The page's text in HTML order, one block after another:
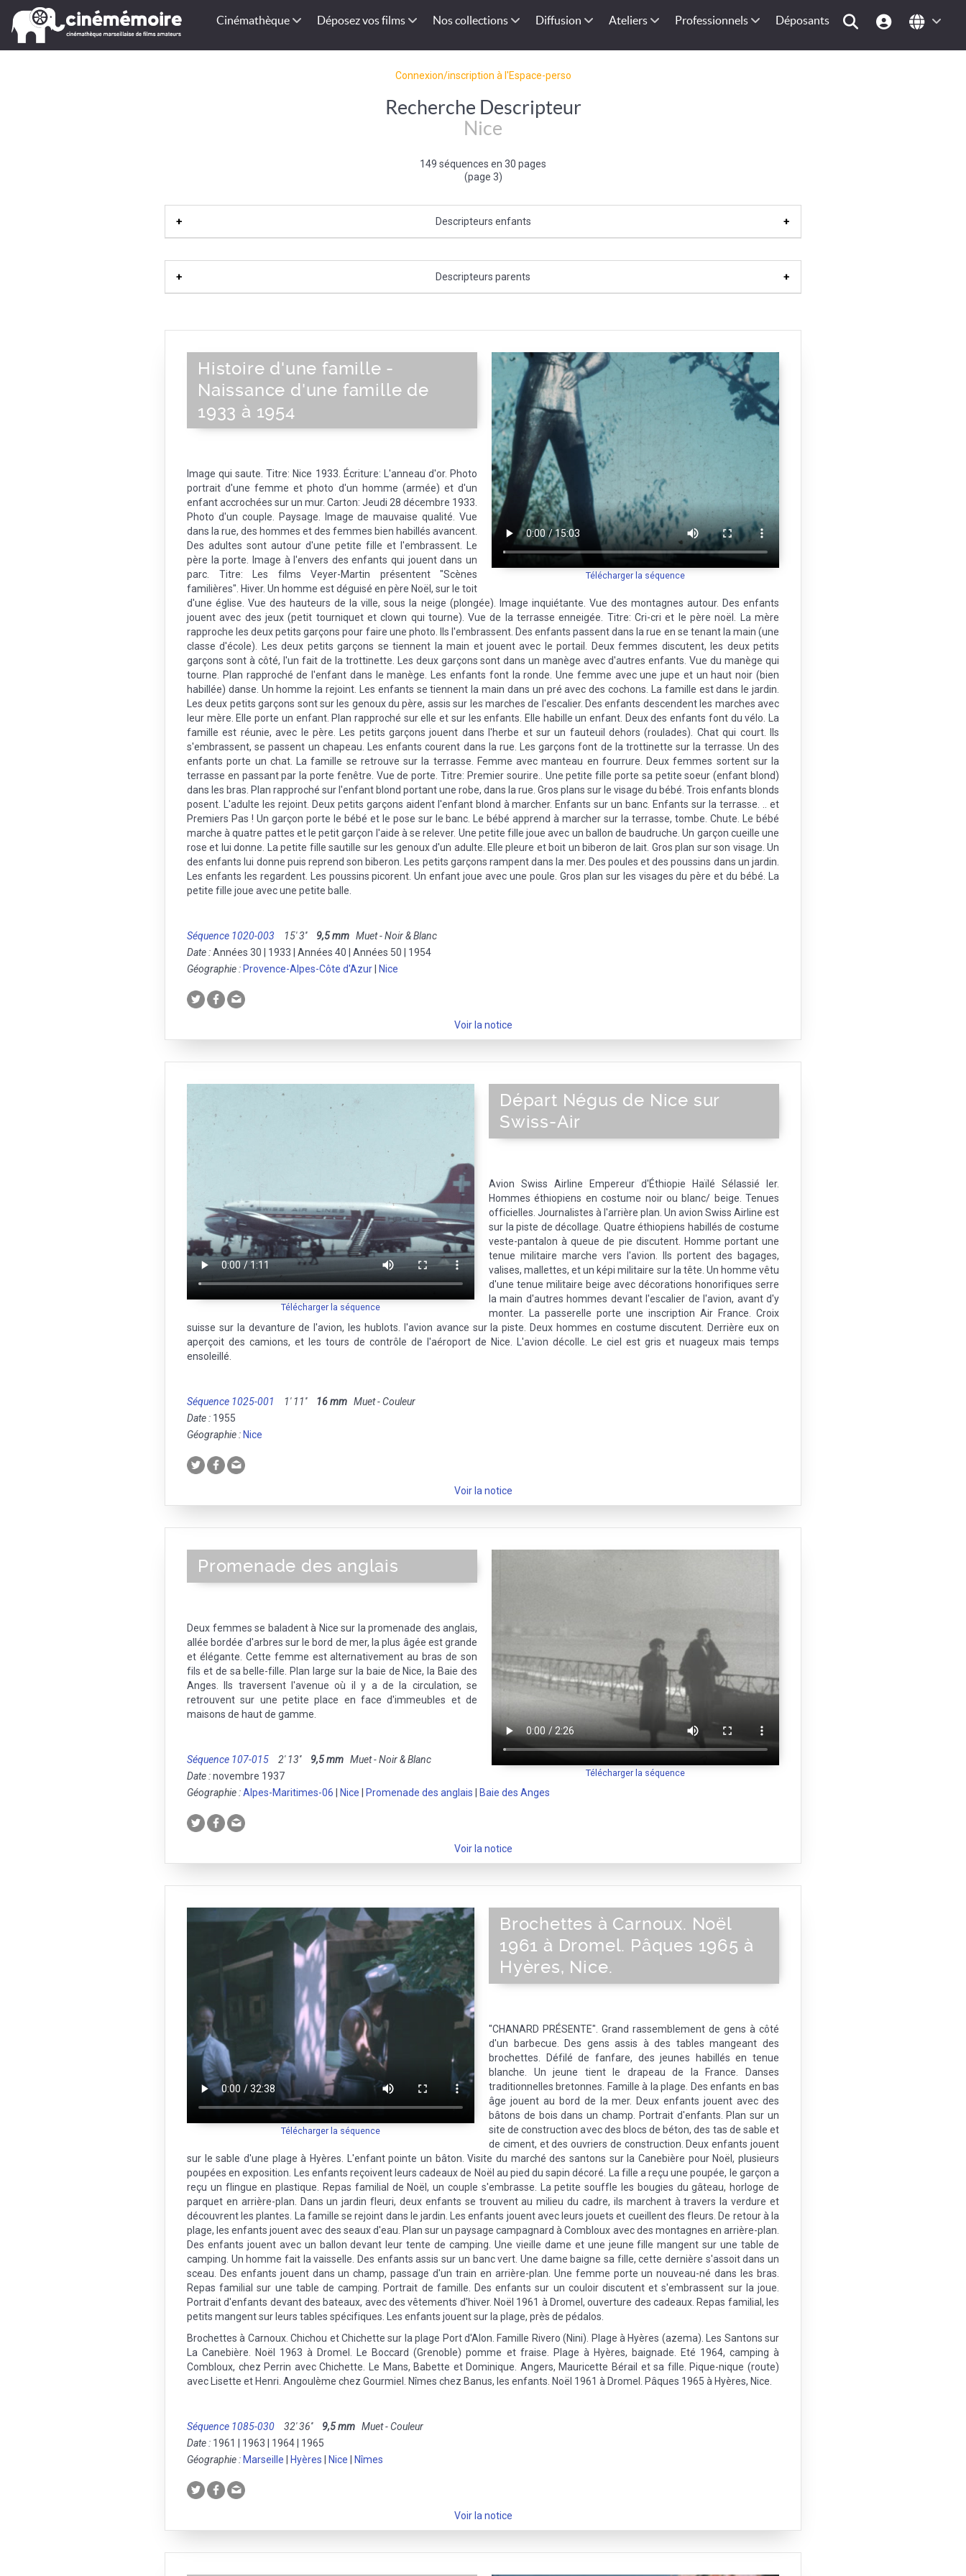
Cinémathèque Déposez vos films Nos collections Diffusion Ateliers Professionnels Déposants
Connexion/inscription à l'Espace-perso
Recherche Descripteur
Nice
149 séquences en 30 pages
(page 3)
Descripteurs enfants
Promenade des anglais|Baie des Anges
Descripteurs parents
France|Sud de la France|Europe de l'Ouest|Union Européenne|Europe
Télécharger la séquence
Histoire d'une famille -
Naissance d'une famille de
1933 à 1954
Image qui saute. Titre: Nice 1933. Écriture: L'anneau d'or. Photo
portrait d'une femme et photo d'un homme (armée) et d'un
enfant accrochées sur un mur. Carton: Jeudi 28 décembre 1933.
Photo d'un couple. Paysage. Image de mauvaise qualité. Vue
dans la rue, des hommes et des femmes bien habillés avancent.
Des adultes sont autour d'une petite fille et l'embrassent. Le
père la porte. Image à l'envers des enfants qui jouent dans un
parc. Titre: Les films Veyer-Martin présentent "Scènes
familières". Hiver. Un homme est déguisé en père Noël, sur le toit
d'une église. Vue des hauteurs de la ville, sous la neige (plongée). Image inquiétante. Vue des montagnes autour. Des enfants
jouent avec des jeux (petit tourniquet et clown qui tourne). Vue de la terrasse enneigée. Titre: Cri-cri et le père noël. La mère
rapproche les deux petits garçons pour faire une photo. Ils l'embrassent. Des enfants passent dans la rue en se tenant la main (une
classe d'école). Les deux petits garçons se tiennent la main et jouent avec le portail. Deux femmes discutent, les deux petits
garçons sont à côté, l'un fait de la trottinette. Les deux garçons sont dans un manège avec d'autres enfants. Vue du manège qui
tourne. Plan rapproché de l'enfant dans le manège. Les enfants font la ronde. Une femme avec une jupe et un haut noir (bien
habillée) danse. Un homme la rejoint. Les enfants se tiennent la main dans un pré avec des cochons. La famille est dans le jardin.
Les deux petits garçons sont sur les genoux du père, assis sur les marches de l'escalier. Des enfants descendent les marches avec
leur mère. Elle porte un enfant. Plan rapproché sur elle et sur les enfants. Elle habille un enfant. Deux des enfants font du vélo. La
famille est réunie, avec le père. Les petits garçons jouent dans l'herbe et sur un fauteuil dehors (roulades). Chat qui court. Ils
s'embrassent, se passent un chapeau. Les enfants courent dans la rue. Les garçons font de la trottinette sur la terrasse. Un des
enfants porte un chat. La famille se retrouve sur la terrasse. Femme avec manteau en fourrure. Deux femmes sortent sur la
terrasse en passant par la porte fenêtre. Vue de porte. Titre: Premier sourire.. Une petite fille porte sa petite soeur (enfant blond)
dans les bras. Plan rapproché sur l'enfant blond portant une robe, dans la rue. Gros plans sur le visage du bébé. Trois enfants blonds
posent. L'adulte les rejoint. Deux petits garçons aident l'enfant blond à marcher. Enfants sur un banc. Enfants sur la terrasse. .. et
Premiers Pas ! Un garçon porte le bébé et le pose sur le banc. Le bébé apprend à marcher sur la terrasse, tombe. Chute. Le bébé
marche à quatre pattes et le petit garçon l'aide à se relever. Une petite fille joue avec un ballon de baudruche. Un garçon cueille une
rose et lui donne. La petite fille sautille sur les genoux d'un adulte. Elle pleure et boit un biberon de lait. Gros plan sur son visage. Un
des enfants lui donne puis reprend son biberon. Les petits garçons rampent dans la mer. Des poules et des poussins dans un jardin.
Les enfants les regardent. Les poussins picorent. Un enfant joue avec une poule. Gros plan sur les visages du père et du bébé. La
petite fille joue avec une petite balle.
Séquence 1020-003 15' 3'' 9,5 mm Muet - Noir & Blanc
Date :Années 30 | 1933 | Années 40 | Années 50 | 1954
Géographie : Provence-Alpes-Côte d'Azur Nice
Voir la notice
Télécharger la séquence
Départ Négus de Nice sur
Swiss-Air
Avion Swiss Airline Empereur d'Éthiopie Haïlé Sélassié Ier.
Hommes éthiopiens en costume noir ou blanc/ beige. Tenues
officielles. Journalistes à l'arrière plan. Un avion Swiss Airline est
sur la piste de décollage. Quatre éthiopiens habillés de costume
veste-pantalon à queue de pie discutent. Homme portant une
tenue militaire marche vers l'avion. Ils portent des bagages,
valises, mallettes, et un képi militaire sur la tête. Un homme vêtu
d'une tenue militaire beige avec décorations honorifiques serre
la main d'autres hommes devant l'escalier de l'avion, avant d'y
monter. La passerelle porte une inscription Air France. Croix
suisse sur la devanture de l'avion, les hublots. l'avion avance sur la piste. Deux hommes en costume discutent. Derrière eux on
aperçoit des camions, et les tours de contrôle de l'aéroport de Nice. L'avion décolle. Le ciel est gris et nuageux mais temps
ensoleillé.
Séquence 1025-001 1' 11'' 16 mm Muet - Couleur
Date : 1955
Géographie : Nice
Voir la notice
Télécharger la séquence
Promenade des anglais
Deux femmes se baladent à Nice sur la promenade des anglais,
allée bordée d'arbres sur le bord de mer, la plus âgée est grande
et élégante. Cette femme est alternativement au bras de son
fils et de sa belle-fille. Plan large sur la baie de Nice, la Baie des
Anges. Ils traversent l'avenue où il y a de la circulation, se
retrouvent sur une petite place en face d'immeubles et de
maisons de haut de gamme.
Séquence 107-015 2' 13'' 9,5 mm Muet - Noir & Blanc
Date :novembre 1937
Géographie :Alpes-Maritimes-06 Nice Promenade des anglais Baie des Anges
Voir la notice
Télécharger la séquence
Brochettes à Carnoux. Noël
1961 à Dromel. Pâques 1965 à
Hyères, Nice.
"CHANARD PRÉSENTE". Grand rassemblement de gens à côté
d'un barbecue. Des gens assis à des tables mangeant des
brochettes. Défilé de fanfare, des jeunes habillés en tenue
blanche. Un jeune tient le drapeau de la France. Danses
traditionnelles bretonnes. Famille à la plage. Des enfants en bas
âge jouent au bord de la mer. Deux enfants jouent avec des
bâtons de bois dans un champ. Portrait d'enfants. Plan sur un
site de construction avec des blocs de béton, des tas de sable et
de ciment, et des ouvriers de construction. Deux enfants jouent
sur le sable d'une plage à Hyères. L'enfant pointe un bâton. Visite du marché des santons sur la Canebière pour Noël, plusieurs
poupées en exposition. Les enfants reçoivent leurs cadeaux de Noël au pied du sapin décoré. La fille a reçu une poupée, le garçon a
reçu un flingue en plastique. Repas familial de Noël, un couple s'embrasse. La petite souffle les bougies du gâteau, horloge de
parquet en arrière-plan. Dans un jardin fleuri, deux enfants se trouvent au milieu du cadre, ils marchent à travers la verdure et
découvrent les plantes. La famille se rejoint dans le jardin. Les enfants jouent avec leurs jouets et cueillent des fleurs. De retour à la
plage, les enfants jouent avec des seaux d'eau. Plan sur un paysage campagnard à Combloux avec des montagnes en arrière-plan.
Des enfants jouent avec un ballon devant leur tente de camping. Une vieille dame et une jeune fille mangent sur une table de
camping. Un homme fait la vaisselle. Des enfants assis sur un banc vert. Une dame baigne sa fille, cette dernière s'assoit dans un
sceau. Des enfants jouent dans un champ, passage d'un train en arrière-plan. Une femme porte un nouveau-né dans les bras.
Repas familial sur une table de camping. Portrait de famille. Des enfants sur un couloir discutent et s'embrassent sur la joue.
Portrait d'enfants devant des bateaux, avec des vêtements d'hiver. Noël 1961 à Dromel, ouverture des cadeaux. Repas familial, les
petits mangent sur leurs tables spécifiques. Les enfants jouent sur la plage, près de pédalos.
Brochettes à Carnoux. Chichou et Chichette sur la plage Port d'Alon. Famille Rivero (Nini). Plage à Hyères (azema). Les Santons sur
La Canebière. Noël 1963 à Dromel. Le Boccard (Grenoble) pomme et fraise. Plage à Hyères, baignade. Eté 1964, camping à
Combloux, chez Perrin avec Chichette. Le Mans, Babette et Dominique. Angers, Mauricette Bérail et sa fille. Pique-nique (route)
avec Lisette et Henri. Angoulème chez Gourmiel. Nîmes chez Banus, les enfants. Noël 1961 à Dromel. Pâques 1965 à Hyères, Nice.
Séquence 1085-030 32' 36'' 9,5 mm Muet - Couleur
Date : 1961 | 1963 | 1964 | 1965
Géographie : Marseille Hyères Nice Nîmes
Voir la notice